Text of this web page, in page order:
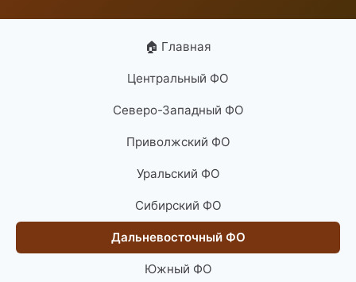
🏠 Главная
Центральный ФО
Северо-Западный ФО
Приволжский ФО
Уральский ФО
Сибирский ФО
Дальневосточный ФО
Южный ФО